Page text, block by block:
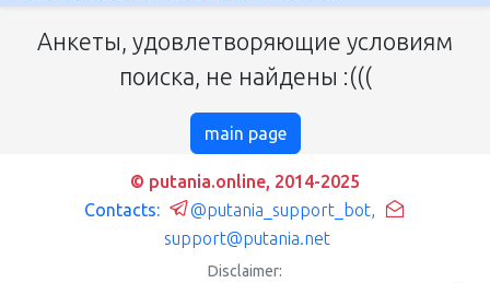
Анкеты, удовлетворяющие условиям
поиска, не найдены :(((
main page
© putania.online, 2014-2025
Contacts:
@putania_support_bot,
support@putania.net
Disclaimer: